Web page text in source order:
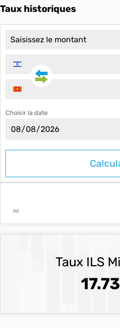
Taux historiques
Choisir la date
Ad
Taux ILS